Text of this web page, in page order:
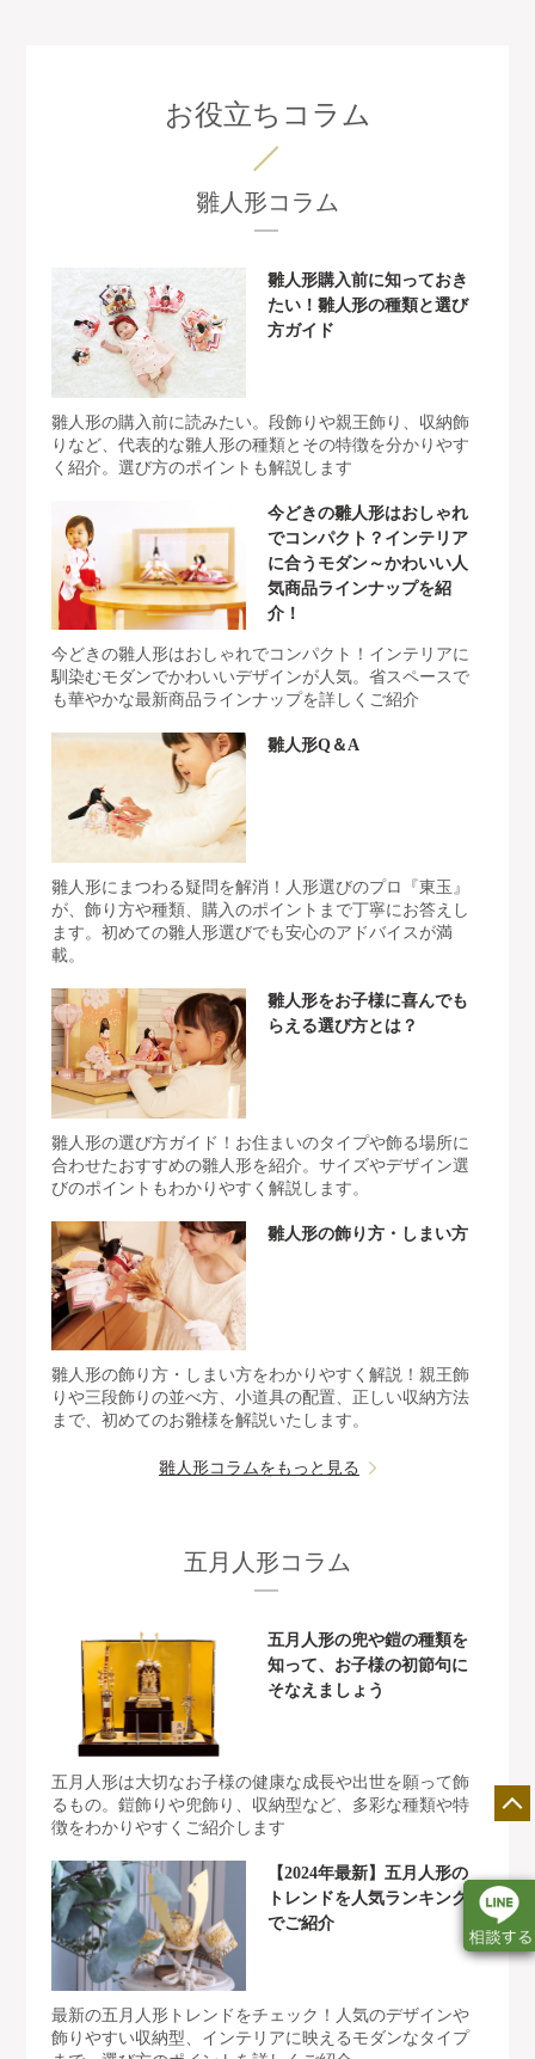
お役立ちコラム
雛人形コラム
雛人形購入前に知っておき
たい！雛人形の種類と選び
方ガイド
雛人形の購入前に読みたい。段飾りや親王飾り、収納飾
りなど、代表的な雛人形の種類とその特徴を分かりやす
く紹介。選び方のポイントも解説します
今どきの雛人形はおしゃれ
でコンパクト？インテリア
に合うモダン～かわいい人
気商品ラインナップを紹
介！
今どきの雛人形はおしゃれでコンパクト！インテリアに
馴染むモダンでかわいいデザインが人気。省スペースで
も華やかな最新商品ラインナップを詳しくご紹介
雛人形Q＆A
雛人形にまつわる疑問を解消！人形選びのプロ『東玉』
が、飾り方や種類、購入のポイントまで丁寧にお答えし
ます。初めての雛人形選びでも安心のアドバイスが満
載。
雛人形をお子様に喜んでも
らえる選び方とは？
雛人形の選び方ガイド！お住まいのタイプや飾る場所に
合わせたおすすめの雛人形を紹介。サイズやデザイン選
びのポイントもわかりやすく解説します。
雛人形の飾り方・しまい方
雛人形の飾り方・しまい方をわかりやすく解説！親王飾
りや三段飾りの並べ方、小道具の配置、正しい収納方法
まで、初めてのお雛様を解説いたします。
雛人形コラムをもっと見る
五月人形コラム
五月人形の兜や鎧の種類を
知って、お子様の初節句に
そなえましょう
五月人形は大切なお子様の健康な成長や出世を願って飾
るもの。鎧飾りや兜飾り、収納型など、多彩な種類や特
徴をわかりやすくご紹介します
【2024年最新】五月人形の
トレンドを人気ランキング
でご紹介
最新の五月人形トレンドをチェック！人気のデザインや
飾りやすい収納型、インテリアに映えるモダンなタイプ
店舗一覧 展示会情報 カタログ請求